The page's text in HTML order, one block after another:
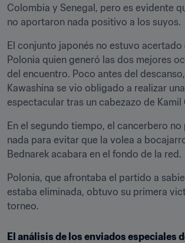
Colombia y Senegal, pero es evidente
no aportaron nada positivo a los suyos.
El conjunto japonés no estuvo acertado
Polonia quien generó las dos mejores
del encuentro. Poco antes del
Kawashina se vio obligado a realizar
espectacular tras un cabezazo de Kamil
En el segundo tiempo, el cancerbero
nada para evitar que la volea a
Bednarek acabara en el fondo de la red.
Polonia, que afrontaba el partido a
estaba eliminada, obtuvo su primera
torneo.
El análisis de los enviados especiales